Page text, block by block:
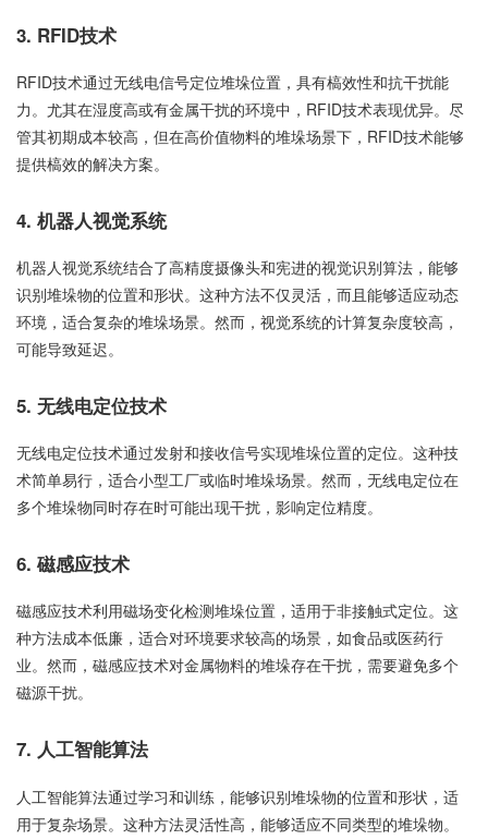
3. RFID技术
RFID技术通过无线电信号定位堆垛位置，具有槁效性和抗干扰能
力。尤其在湿度高或有金属干扰的环境中，RFID技术表现优异。尽
管其初期成本较高，但在高价值物料的堆垛场景下，RFID技术能够
提供槁效的解决方案。
4. 机器人视觉系统
机器人视觉系统结合了高精度摄像头和宪进的视觉识别算法，能够
识别堆垛物的位置和形状。这种方法不仅灵活，而且能够适应动态
环境，适合复杂的堆垛场景。然而，视觉系统的计算复杂度较高，
可能导致延迟。
5. 无线电定位技术
无线电定位技术通过发射和接收信号实现堆垛位置的定位。这种技
术简单易行，适合小型工厂或临时堆垛场景。然而，无线电定位在
多个堆垛物同时存在时可能出现干扰，影响定位精度。
6. 磁感应技术
磁感应技术利用磁场变化检测堆垛位置，适用于非接触式定位。这
种方法成本低廉，适合对环境要求较高的场景，如食品或医药行
业。然而，磁感应技术对金属物料的堆垛存在干扰，需要避免多个
磁源干扰。
7. 人工智能算法
人工智能算法通过学习和训练，能够识别堆垛物的位置和形状，适
用于复杂场景。这种方法灵活性高，能够适应不同类型的堆垛物。